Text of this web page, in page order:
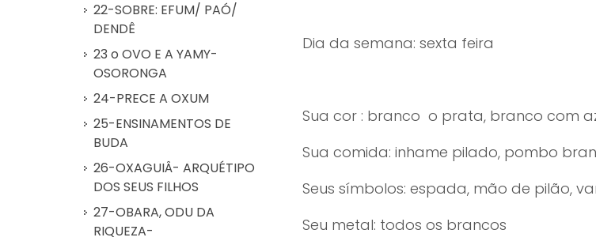
Dia da semana: sexta feira
Sua cor : branco o prata, branco com
Sua comida: inhame pilado, pombo
Seus símbolos: espada, mão de pilão,
Seu metal: todos os brancos
22-SOBRE: EFUM/ PAÓ/
DENDÊ
23 o OVO E A YAMY-
OSORONGA
24-PRECE A OXUM
25-ENSINAMENTOS DE
BUDA
26-OXAGUIÂ- ARQUÉTIPO
DOS SEUS FILHOS
27-OBARA, ODU DA
RIQUEZA-